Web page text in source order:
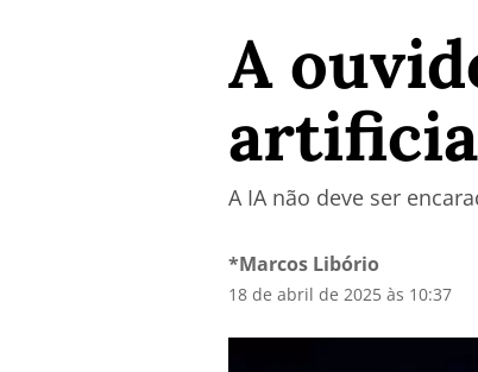
A
A IA não deve ser
*Marcos Libório
18 de abril de 2025 às 10:37